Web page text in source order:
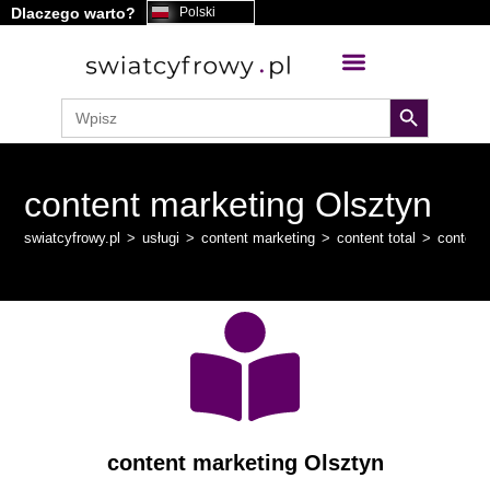
treści
Dlaczego warto? Polski
Search
for:
search button
content marketing Olsztyn
swiatcyfrowy.pl > usługi > content marketing > content total > content
content marketing Olsztyn